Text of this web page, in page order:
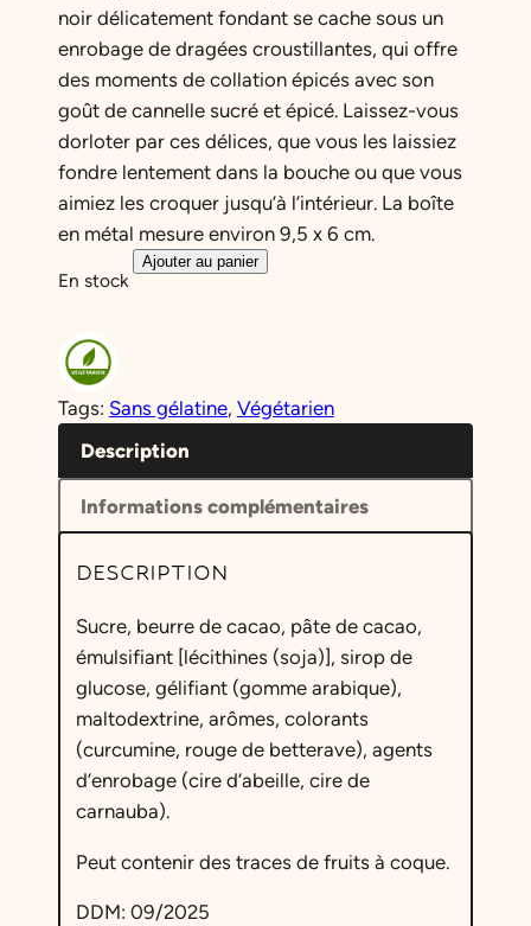
r
i
x
i
n
i
t
l
é
a
i
t
:
5
,
0
r
i
x
a
c
t
u
e
:
2
,
9
5
.
noir délicatement fondant se cache sous un
enrobage de dragées croustillantes, qui offre
des moments de collation épicés avec son
goût de cannelle sucré et épicé. Laissez-vous
dorloter par ces délices, que vous les laissiez
fondre lentement dans la bouche ou que vous
aimiez les croquer jusqu’à l’intérieur. La boîte
en métal mesure environ 9,5 x 6 cm.
En stock
u
i
t
é
d
e
B
r
k
l
e
y
’
s
s
Ajouter au panier
Tags: Sans gélatine, Végétarien
Description
Informations complémentaires
DESCRIPTION
Sucre, beurre de cacao, pâte de cacao,
émulsifiant [lécithines (soja)], sirop de
glucose, gélifiant (gomme arabique),
maltodextrine, arômes, colorants
(curcumine, rouge de betterave), agents
d’enrobage (cire d’abeille, cire de
carnauba).
Peut contenir des traces de fruits à coque.
DDM: 09/2025